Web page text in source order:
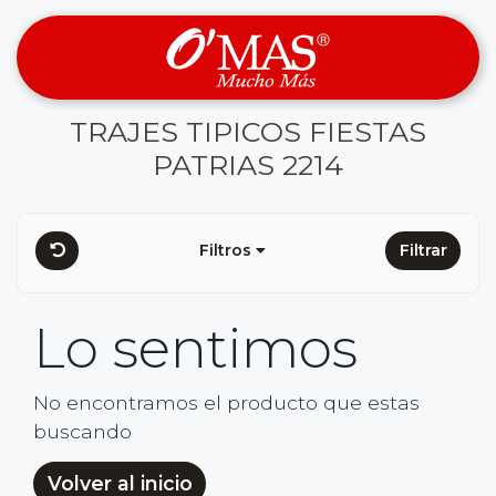
TRAJES TIPICOS FIESTAS
PATRIAS 2214
Filtros Filtrar
Lo sentimos
No encontramos el producto que estas
buscando
Volver al inicio